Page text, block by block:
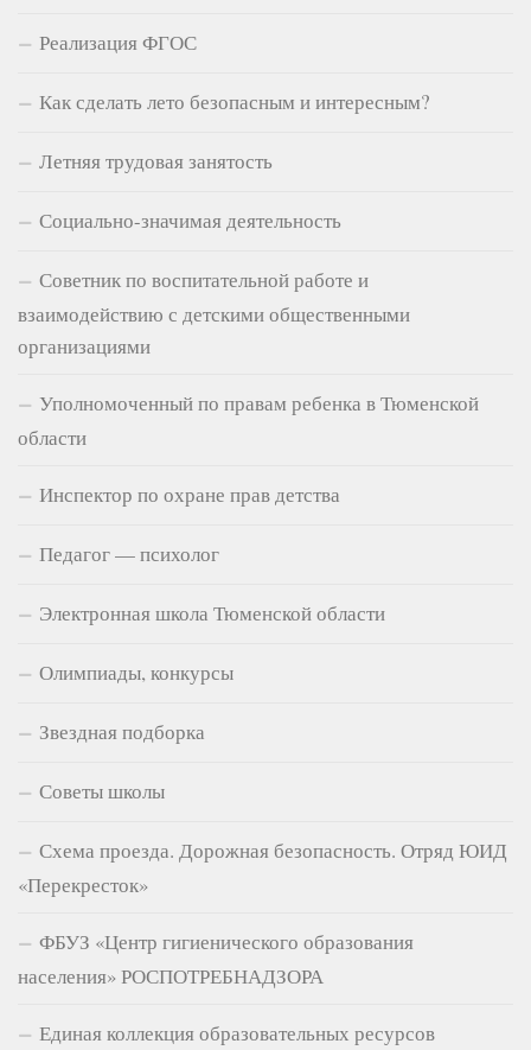
Реализация ФГОС
Как сделать лето безопасным и интересным?
Летняя трудовая занятость
Социально-значимая деятельность
Советник по воспитательной работе и
взаимодействию с детскими общественными
организациями
Уполномоченный по правам ребенка в Тюменской
области
Инспектор по охране прав детства
Педагог — психолог
Электронная школа Тюменской области
Олимпиады, конкурсы
Звездная подборка
Советы школы
Схема проезда. Дорожная безопасность. Отряд ЮИД
«Перекресток»
ФБУЗ «Центр гигиенического образования
населения» РОСПОТРЕБНАДЗОРА
Единая коллекция образовательных ресурсов